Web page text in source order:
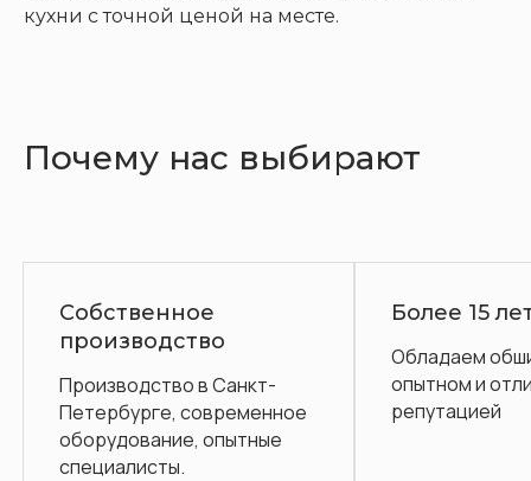
кухни с точной ценой на месте.
Почему нас выбирают
в Санкт-
современное
опытные
Более 15 лет на
Обладаем обширным
опытном и отличной
репутацией